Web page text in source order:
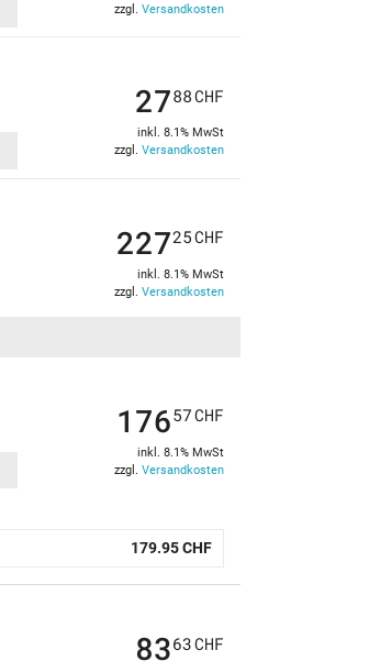
zzgl. Versandkosten
2788CHF
inkl. 8.1% MwSt
zzgl. Versandkosten
22725CHF
inkl. 8.1% MwSt
zzgl. Versandkosten
17657CHF
inkl. 8.1% MwSt
zzgl. Versandkosten
179.95 CHF
8363CHF